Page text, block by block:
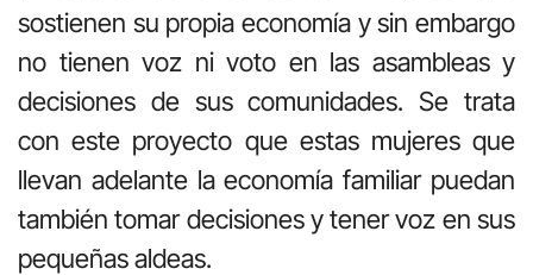
sostienen su propia economía y sin embargo
no tienen voz ni voto en las asambleas y
decisiones de sus comunidades. Se trata
con este proyecto que estas mujeres que
llevan adelante la economía familiar puedan
también tomar decisiones y tener voz en sus
pequeñas aldeas.